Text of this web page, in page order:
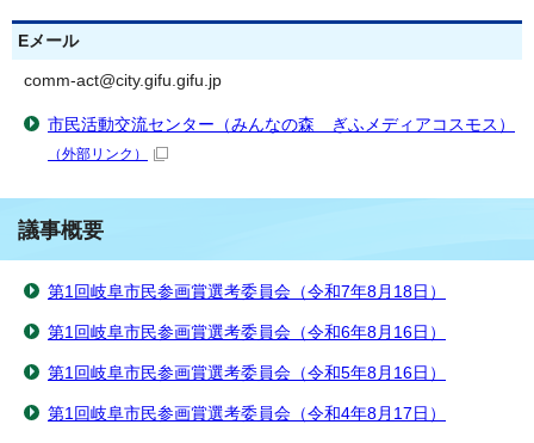
Eメール
comm-act@city.gifu.gifu.jp
市民活動交流センター（みんなの森 ぎふメディアコスモス）
（外部リンク）
議事概要
第1回岐阜市民参画賞選考委員会（令和7年8月18日）
第1回岐阜市民参画賞選考委員会（令和6年8月16日）
第1回岐阜市民参画賞選考委員会（令和5年8月16日）
第1回岐阜市民参画賞選考委員会（令和4年8月17日）